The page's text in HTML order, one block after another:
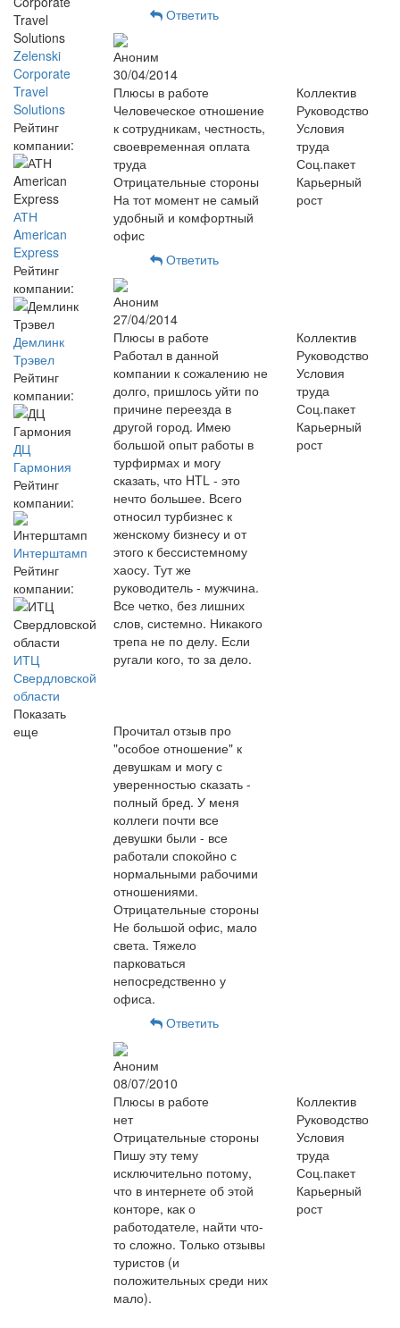
Zelenski
Corporate
Travel
Solutions
Рейтинг
компании:
АТН
American
Express
Рейтинг
компании:
Демлинк
Трэвел
Рейтинг
компании:
ДЦ
Гармония
Рейтинг
компании:
Интерштамп
Рейтинг
компании:
ИТЦ
Свердловской
области
Показать
еще
Ответить
Аноним
30/04/2014
Плюсы в работе
Человеческое отношение
к сотрудникам, честность,
своевременная оплата
труда
Отрицательные стороны
На тот момент не самый
удобный и комфортный
офис
Коллектив
Руководство
Условия
труда
Соц.пакет
Карьерный
рост
Ответить
Аноним
27/04/2014
Плюсы в работе
Работал в данной
компании к сожалению не
долго, пришлось уйти по
причине переезда в
другой город. Имею
большой опыт работы в
турфирмах и могу
сказать, что HTL - это
нечто большее. Всего
относил турбизнес к
женскому бизнесу и от
этого к бессистемному
хаосу. Тут же
руководитель - мужчина.
Все четко, без лишних
слов, системно. Никакого
трепа не по делу. Если
ругали кого, то за дело.
Прочитал отзыв про
"особое отношение" к
девушкам и могу с
уверенностью сказать -
полный бред. У меня
коллеги почти все
девушки были - все
работали спокойно с
нормальными рабочими
отношениями.
Отрицательные стороны
Не большой офис, мало
света. Тяжело
парковаться
непосредственно у
офиса.
Коллектив
Руководство
Условия
труда
Соц.пакет
Карьерный
рост
Ответить
Аноним
08/07/2010
Плюсы в работе
нет
Отрицательные стороны
Пишу эту тему
исключительно потому,
что в интернете об этой
конторе, как о
работодателе, найти что-
то сложно. Только отзывы
туристов (и
положительных среди них
мало).
Коллектив
Руководство
Условия
труда
Соц.пакет
Карьерный
рост